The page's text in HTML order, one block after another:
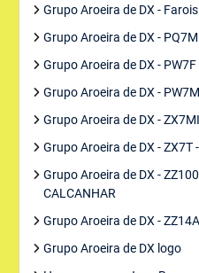
Grupo Aroeira de DX -
Grupo Aroeira de DX -
Grupo Aroeira de DX -
Grupo Aroeira de DX -
Grupo Aroeira de DX -
Grupo Aroeira de DX - ZX7T
Grupo Aroeira de DX -
CALCANHAR
Grupo Aroeira de DX -
Grupo Aroeira de DX logo